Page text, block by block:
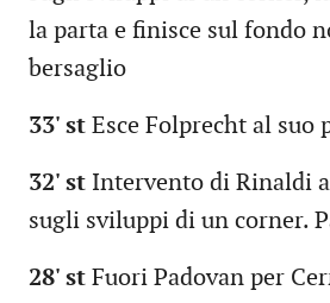
la parta e finisce sul fondo
bersaglio
33' st Esce Folprecht al suo
32' st Intervento di Rinaldi
sugli sviluppi di un corner.
28' st Fuori Padovan per